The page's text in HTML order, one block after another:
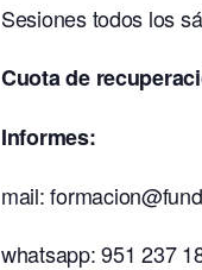
Sesiones todos los
Cuota de
Informes:
mail:
whatsapp: 951 237